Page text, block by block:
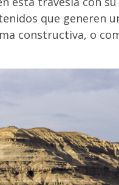
que generen
constructiva, o